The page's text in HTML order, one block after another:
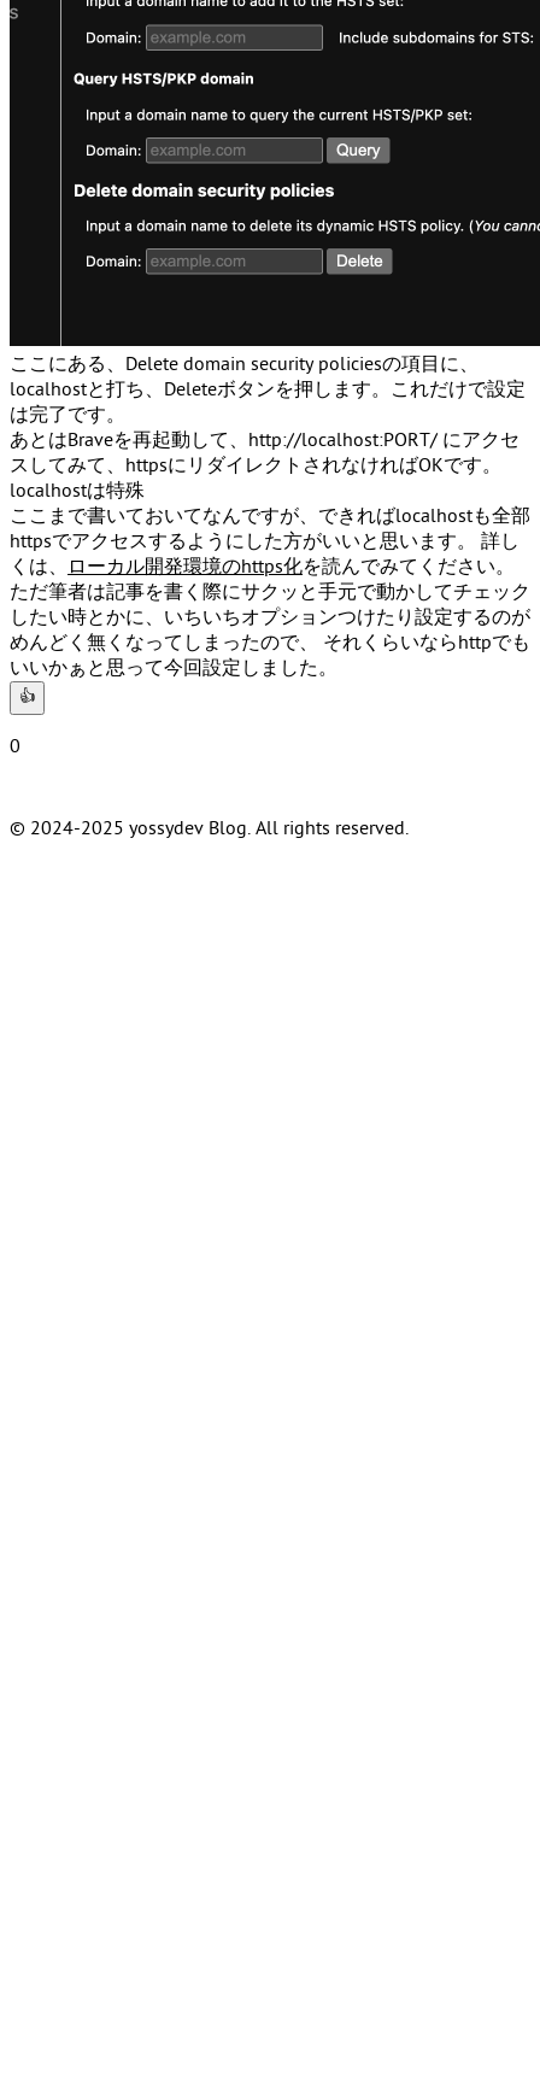
ここにある、 Delete domain security policiesの項目に、
localhostと打ち、Deleteボタンを押します。これだけで設定
は完了です。
あとはBraveを再起動して、http://localhost:PORT/ にアクセ
スしてみて、httpsにリダイレクトされなければOKです。
localhostは特殊
ここまで書いておいてなんですが、できればlocalhostも全部
httpsでアクセスするようにした方がいいと思います。 詳し
くは、
ローカル開発環境のhttps化を読んでみてください。
ただ筆者は記事を書く際にサクッと手元で動かしてチェック
したい時とかに、いちいちオプションつけたり設定するのが
めんどく無くなってしまったので、 それくらいならhttpでも
いいかぁと思って今回設定しました。
👍
0
© 2024-2025 yossydev Blog. All rights reserved.